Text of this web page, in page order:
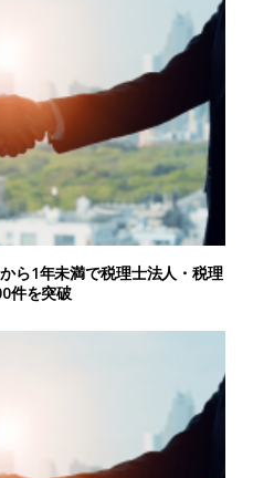
ら1年未満で税理士法人・税理
件を突破